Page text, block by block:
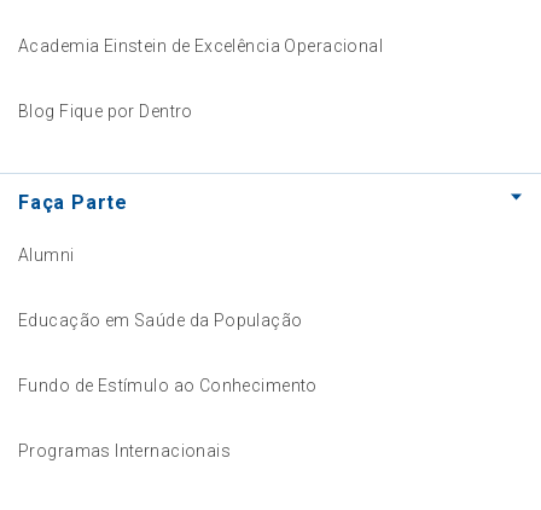
Academia Einstein de Excelência Operacional
Blog Fique por Dentro
Faça Parte
Alumni
Educação em Saúde da População
Fundo de Estímulo ao Conhecimento
Programas Internacionais